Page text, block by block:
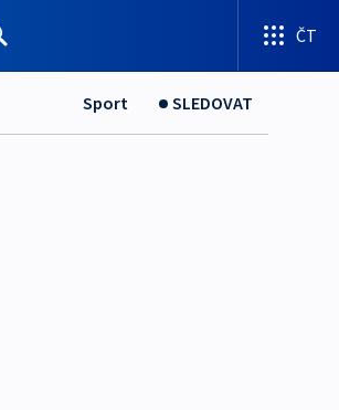
ČT
Sport SLEDOVAT